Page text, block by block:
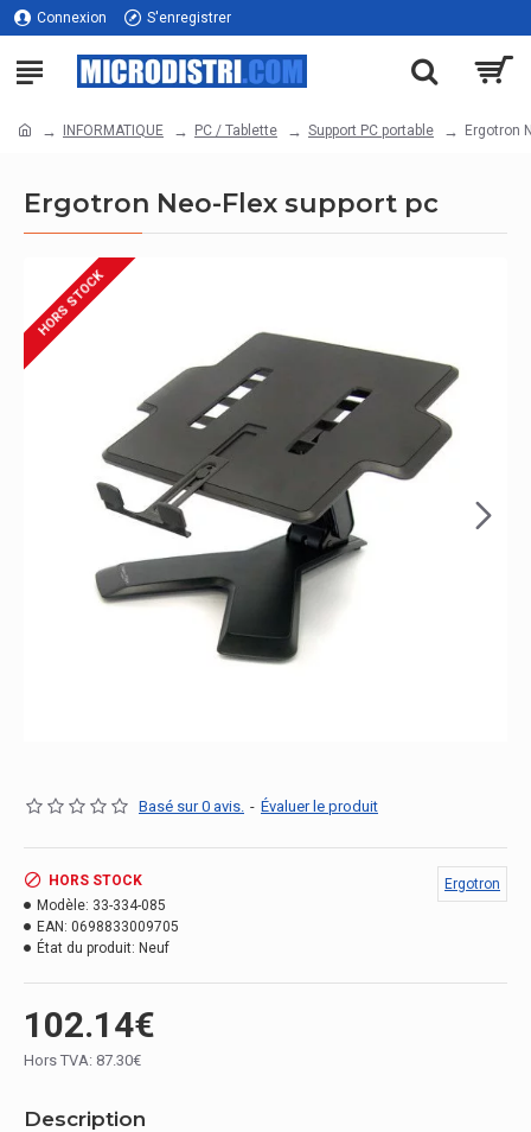
Connexion S'enregistrer
INFORMATIQUE PC / Tablette Support PC portable Ergotron
Ergotron Neo-Flex support pc
HORS STOCK
Basé sur 0 avis. - Évaluer le produit
102.14€
Hors TVA: 87.30€
HORS STOCK
Modèle: 33-334-085
EAN: 0698833009705
État du produit: Neuf
Ergotron
Description